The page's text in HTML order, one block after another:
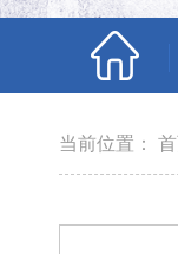
当前位置：